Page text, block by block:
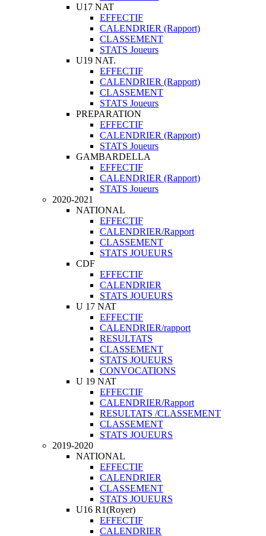
U17 NAT
EFFECTIF
CALENDRIER (Rapport)
CLASSEMENT
STATS Joueurs
U19 NAT.
EFFECTIF
CALENDRIER (Rapport)
CLASSEMENT
STATS Joueurs
PREPARATION
EFFECTIF
CALENDRIER (Rapport)
STATS Joueurs
GAMBARDELLA
EFFECTIF
CALENDRIER (Rapport)
STATS Joueurs
2020-2021
NATIONAL
EFFECTIF
CALENDRIER/Rapport
CLASSEMENT
STATS JOUEURS
CDF
EFFECTIF
CALENDRIER
STATS JOUEURS
U 17 NAT
EFFECTIF
CALENDRIER/rapport
RESULTATS
CLASSEMENT
STATS JOUEURS
CONVOCATIONS
U 19 NAT
EFFECTIF
CALENDRIER/Rapport
RESULTATS /CLASSEMENT
CLASSEMENT
STATS JOUEURS
2019-2020
NATIONAL
EFFECTIF
CALENDRIER
CLASSEMENT
STATS JOUEURS
U16 R1(Royer)
EFFECTIF
CALENDRIER